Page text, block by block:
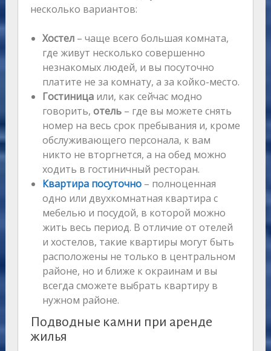
несколько вариантов:
Хостел– чаще всего большая комната,
где живут несколько совершенно
незнакомых людей, и вы посуточно
платите не за комнату, а за койко-место.
Гостиница или, как сейчас модно
говорить, отель– где вы можете снять
номер на весь срок пребывания и, кроме
обслуживающего персонала, к вам
никто не вторгнется, а на обед можно
ходить в гостиничный ресторан.
Квартира посуточно– полноценная
одно или двухкомнатная квартира с
мебелью и посудой, в которой можно
жить весь период. В отличие от отелей
и хостелов, такие квартиры могут быть
расположены не только в центральном
районе, но и ближе к окраинам и вы
всегда сможете выбрать квартиру в
нужном районе.
Подводные камни при аренде
жилья